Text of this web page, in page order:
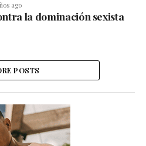
ago
la dominación sexista
POSTS